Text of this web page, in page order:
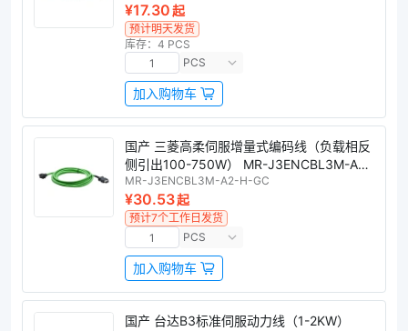
¥17.30起
预计明天发货
库存：4 PCS
PCS
加入购物车
国产 三菱高柔伺服增量式编码线（负载相反
侧引出100-750W） MR-J3ENCBL3M-A2-
H-GC
MR-J3ENCBL3M-A2-H-GC
¥30.53起
预计7个工作日发货
PCS
加入购物车
国产 台达B3标准伺服动力线（1-2KW）